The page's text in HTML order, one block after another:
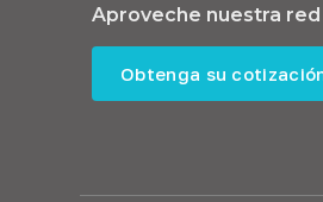
Aproveche nuestra
Obtenga su